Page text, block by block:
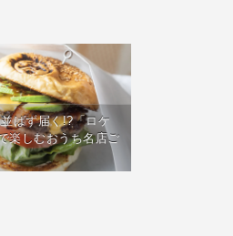
ばず届く!?「ロケ
楽しむおうち名店ご